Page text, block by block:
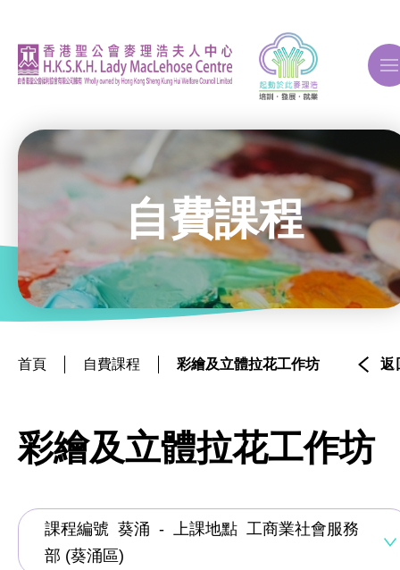
關於我們
ERB再培訓課程
自費課程
創新科技
手語課程
急救課程
自費課程
首頁 自費課程 彩繪及立體拉花工作坊 返
彩繪及立體拉花工作坊